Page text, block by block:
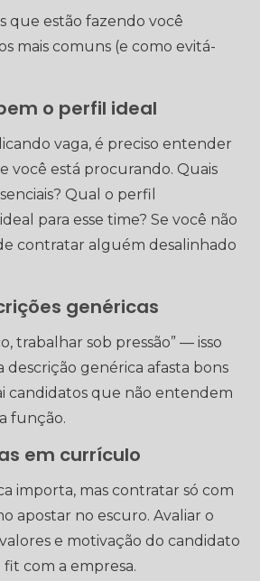
que estão fazendo você
mais comuns (e como evitá-
o perfil ideal
vaga, é preciso entender
você está procurando. Quais
Qual o perfil
para esse time? Se você não
contratar alguém desalinhado
genéricas
trabalhar sob pressão” — isso
descrição genérica afasta bons
candidatos que não entendem
função.
em currículo
importa, mas contratar só com
apostar no escuro. Avaliar o
e motivação do candidato
com a empresa.